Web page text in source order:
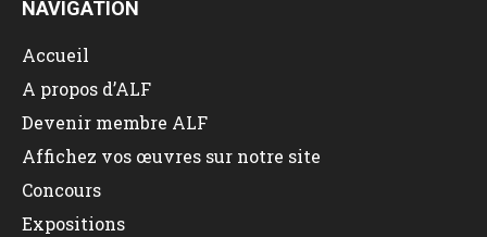
NAVIGATION
Accueil
A propos d’ALF
Devenir membre ALF
Affichez vos œuvres sur notre site
Concours
Expositions